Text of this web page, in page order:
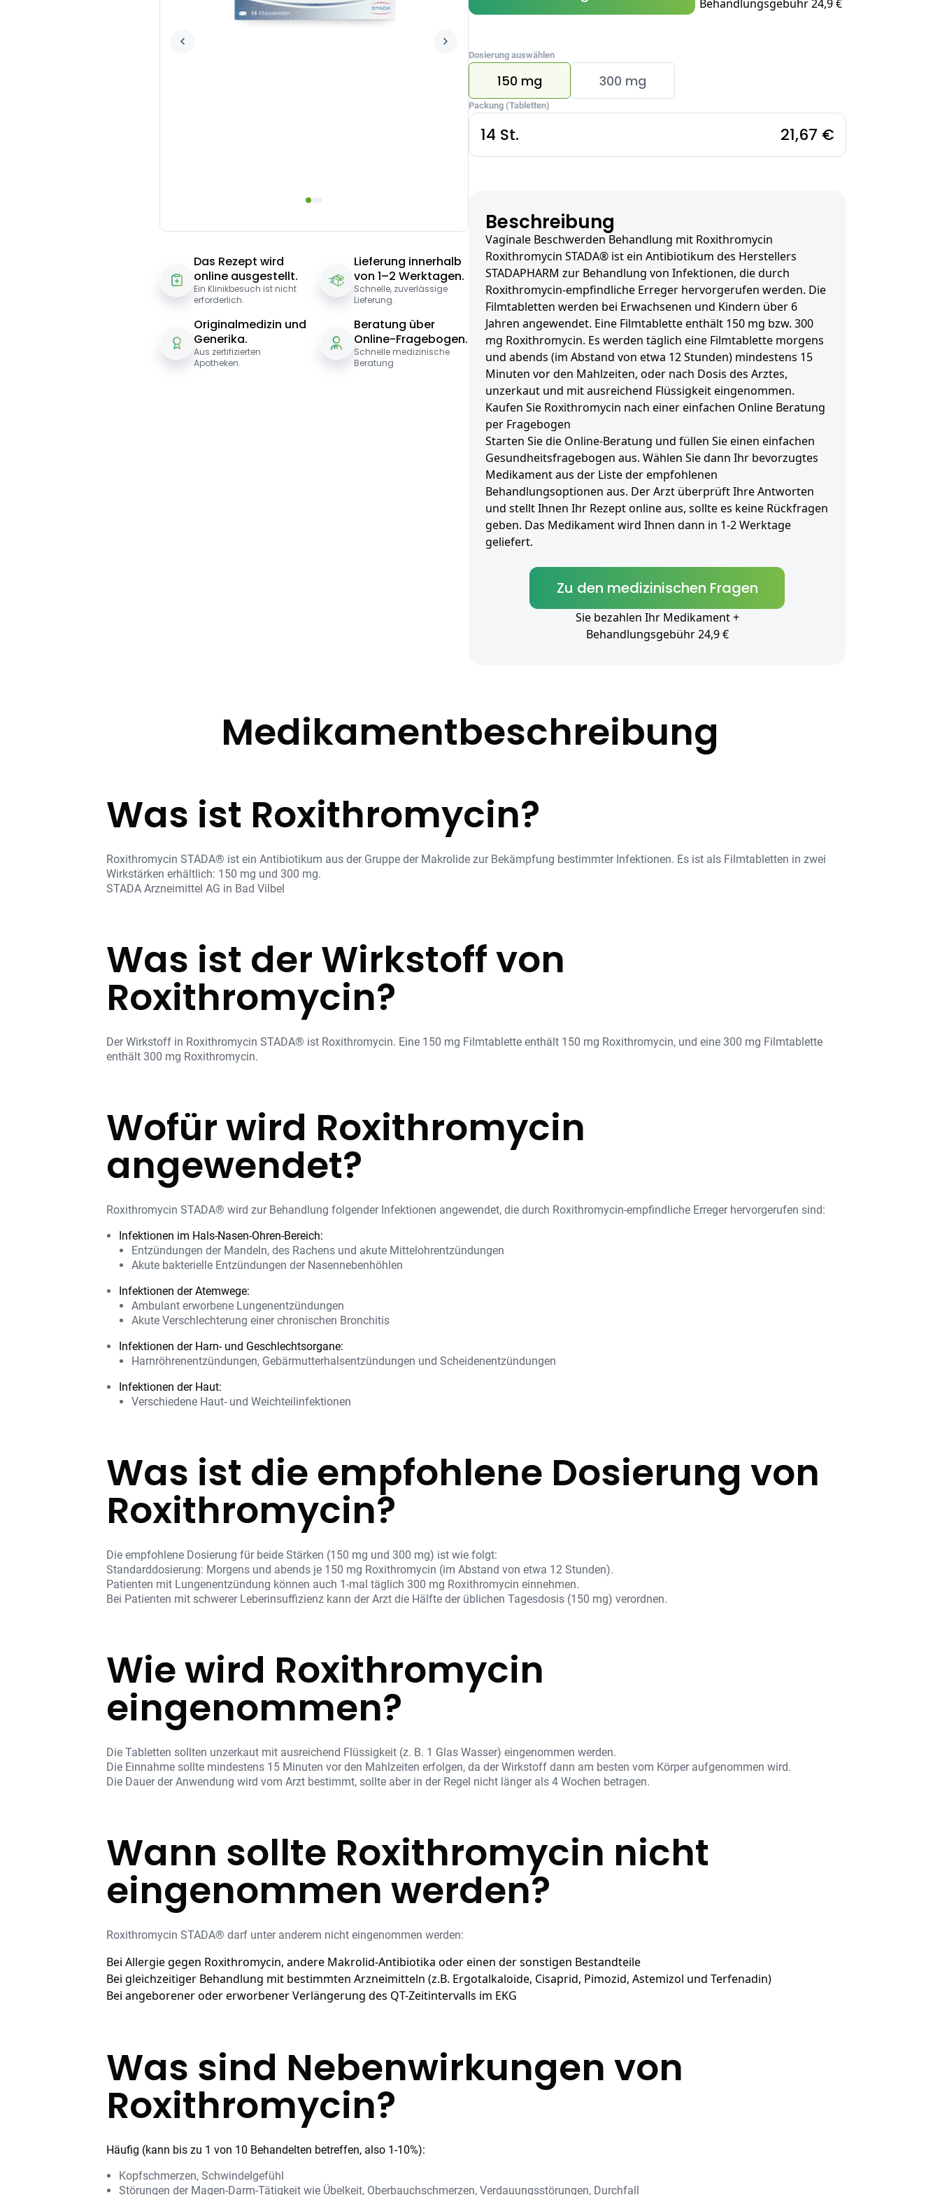
Das Rezept wird
online ausgestellt.
Ein Klinikbesuch ist nicht
erforderlich.
Lieferung innerhalb
von 1–2 Werktagen.
Schnelle, zuverlässige
Lieferung.
Originalmedizin und
Generika.
Aus zertifizierten
Apotheken.
Beratung über
Online-Fragebogen.
Schnelle medizinische
Beratung
Behandlungsgebühr 24,9 €
Dosierung auswählen
150 mg 300 mg
Packung (Tabletten)
14 St. 21,67 €
Beschreibung
Vaginale Beschwerden Behandlung mit Roxithromycin
Roxithromycin STADA® ist ein Antibiotikum des Herstellers
STADAPHARM zur Behandlung von Infektionen, die durch
Roxithromycin-empfindliche Erreger hervorgerufen werden. Die
Filmtabletten werden bei Erwachsenen und Kindern über 6
Jahren angewendet. Eine Filmtablette enthält 150 mg bzw. 300
mg Roxithromycin. Es werden täglich eine Filmtablette morgens
und abends (im Abstand von etwa 12 Stunden) mindestens 15
Minuten vor den Mahlzeiten, oder nach Dosis des Arztes,
unzerkaut und mit ausreichend Flüssigkeit eingenommen.
Kaufen Sie Roxithromycin nach einer einfachen Online Beratung
per Fragebogen
Starten Sie die Online-Beratung und füllen Sie einen einfachen
Gesundheitsfragebogen aus. Wählen Sie dann Ihr bevorzugtes
Medikament aus der Liste der empfohlenen
Behandlungsoptionen aus. Der Arzt überprüft Ihre Antworten
und stellt Ihnen Ihr Rezept online aus, sollte es keine Rückfragen
geben. Das Medikament wird Ihnen dann in 1-2 Werktage
geliefert.
Zu den medizinischen Fragen
Sie bezahlen Ihr Medikament +
Behandlungsgebühr 24,9 €
Medikamentbeschreibung
Was ist Roxithromycin?
Roxithromycin STADA® ist ein Antibiotikum aus der Gruppe der Makrolide zur Bekämpfung bestimmter Infektionen. Es ist als Filmtabletten in zwei
Wirkstärken erhältlich: 150 mg und 300 mg.
STADA Arzneimittel AG in Bad Vilbel
Was ist der Wirkstoff von
Roxithromycin?
Der Wirkstoff in Roxithromycin STADA® ist Roxithromycin. Eine 150 mg Filmtablette enthält 150 mg Roxithromycin, und eine 300 mg Filmtablette
enthält 300 mg Roxithromycin.
Wofür wird Roxithromycin
angewendet?
Roxithromycin STADA® wird zur Behandlung folgender Infektionen angewendet, die durch Roxithromycin-empfindliche Erreger hervorgerufen sind:
Infektionen im Hals-Nasen-Ohren-Bereich:
Entzündungen der Mandeln, des Rachens und akute Mittelohrentzündungen
Akute bakterielle Entzündungen der Nasennebenhöhlen
Infektionen der Atemwege:
Ambulant erworbene Lungenentzündungen
Akute Verschlechterung einer chronischen Bronchitis
Infektionen der Harn- und Geschlechtsorgane:
Harnröhrenentzündungen, Gebärmutterhalsentzündungen und Scheidenentzündungen
Infektionen der Haut:
Verschiedene Haut- und Weichteilinfektionen
Was ist die empfohlene Dosierung von
Roxithromycin?
Die empfohlene Dosierung für beide Stärken (150 mg und 300 mg) ist wie folgt:
Standarddosierung: Morgens und abends je 150 mg Roxithromycin (im Abstand von etwa 12 Stunden).
Patienten mit Lungenentzündung können auch 1-mal täglich 300 mg Roxithromycin einnehmen.
Bei Patienten mit schwerer Leberinsuffizienz kann der Arzt die Hälfte der üblichen Tagesdosis (150 mg) verordnen.
Wie wird Roxithromycin
eingenommen?
Die Tabletten sollten unzerkaut mit ausreichend Flüssigkeit (z. B. 1 Glas Wasser) eingenommen werden.
Die Einnahme sollte mindestens 15 Minuten vor den Mahlzeiten erfolgen, da der Wirkstoff dann am besten vom Körper aufgenommen wird.
Die Dauer der Anwendung wird vom Arzt bestimmt, sollte aber in der Regel nicht länger als 4 Wochen betragen.
Wann sollte Roxithromycin nicht
eingenommen werden?
Roxithromycin STADA® darf unter anderem nicht eingenommen werden:
Bei Allergie gegen Roxithromycin, andere Makrolid-Antibiotika oder einen der sonstigen Bestandteile
Bei gleichzeitiger Behandlung mit bestimmten Arzneimitteln (z.B. Ergotalkaloide, Cisaprid, Pimozid, Astemizol und Terfenadin)
Bei angeborener oder erworbener Verlängerung des QT-Zeitintervalls im EKG
Was sind Nebenwirkungen von
Roxithromycin?
Häufig (kann bis zu 1 von 10 Behandelten betreffen, also 1-10%):
Kopfschmerzen, Schwindelgefühl
Störungen der Magen-Darm-Tätigkeit wie Übelkeit, Oberbauchschmerzen, Verdauungsstörungen, Durchfall